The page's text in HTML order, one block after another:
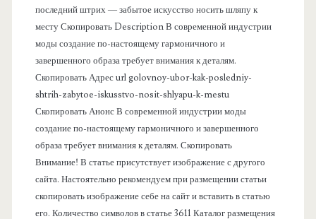
последний штрих — забытое искусство носить шляпу к
месту Скопировать Description В современной индустрии
моды создание по-настоящему гармоничного и
завершенного образа требует внимания к деталям.
Скопировать Адрес url golovnoy-ubor-kak-posledniy-
shtrih-zabytoe-iskusstvo-nosit-shlyapu-k-mestu
Скопировать Анонс В современной индустрии моды
создание по-настоящему гармоничного и завершенного
образа требует внимания к деталям. Скопировать
Внимание! В статье присутствует изображение с другого
сайта. Настоятельно рекомендуем при размещении статьи
скопировать изображение себе на сайт и вставить в статью
его. Количество символов в статье 3611 Каталог размещения